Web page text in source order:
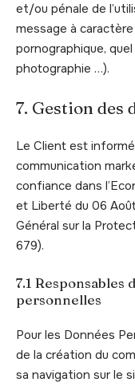
et/ou pénale de
message à
pornographique,
photographie …).
7. Gestion des
Le Client est
communication
confiance dans
et Liberté du 06
Général sur la
679).
7.1 Responsables
personnelles
Pour les Données
de la création du
sa navigation sur le